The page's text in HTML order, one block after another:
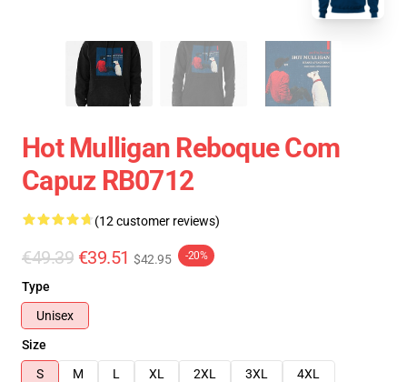
Hot Mulligan Reboque Com
Capuz RB0712
(12 customer reviews)
€49.39 €39.51 $42.95 -20%
Type
Unisex
Size
S
M L XL 2XL 3XL
4XL